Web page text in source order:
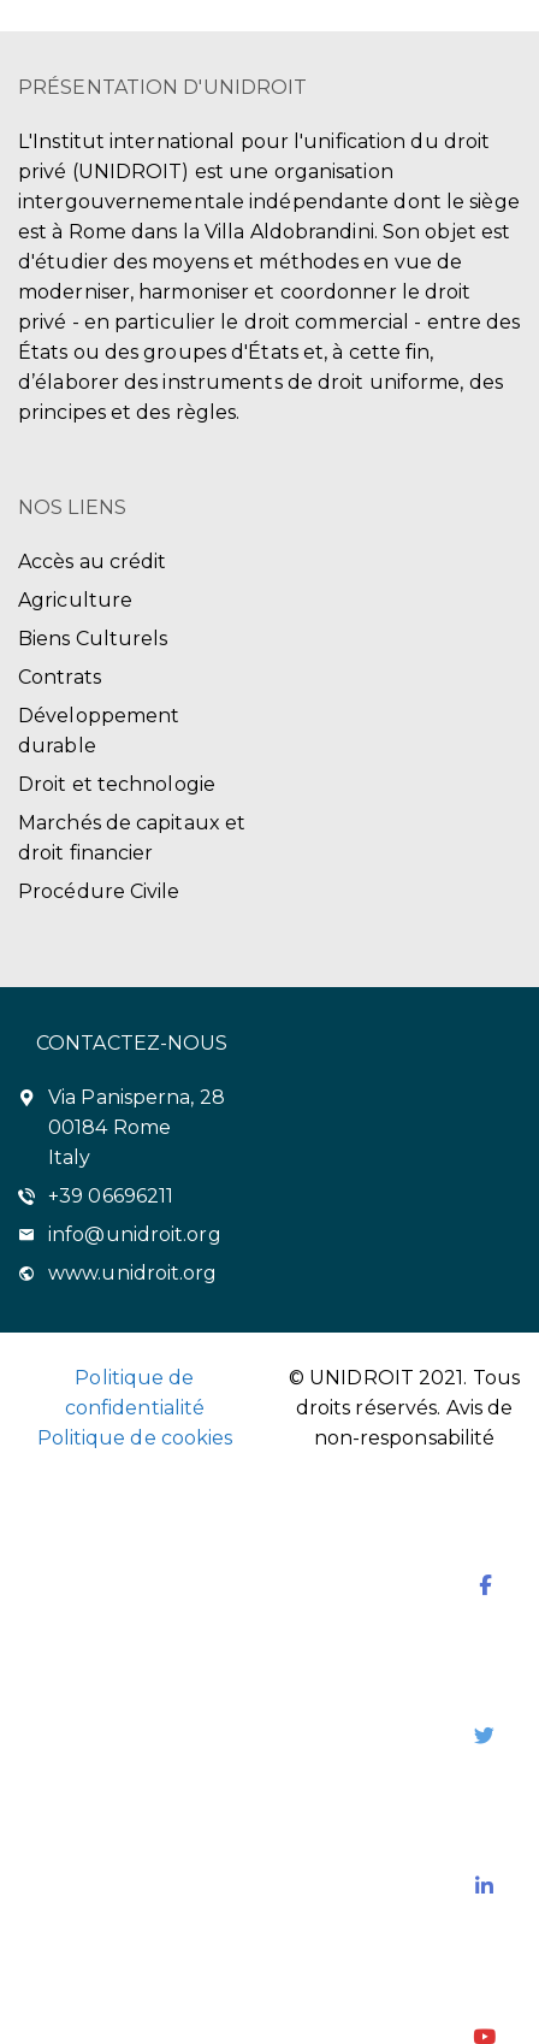
PRÉSENTATION D'UNIDROIT
L'Institut international pour l'unification du droit
privé (UNIDROIT) est une organisation
intergouvernementale indépendante dont le siège
est à Rome dans la Villa Aldobrandini. Son objet est
d'étudier des moyens et méthodes en vue de
moderniser, harmoniser et coordonner le droit
privé - en particulier le droit commercial - entre des
États ou des groupes d'États et, à cette fin,
d’élaborer des instruments de droit uniforme, des
principes et des règles.
NOS LIENS
Accès au crédit
Agriculture
Biens Culturels
Contrats
Développement
durable
Droit et technologie
Marchés de capitaux et
droit financier
Procédure Civile
CONTACTEZ-NOUS
Via Panisperna, 28
00184 Rome
Italy
+39 06696211
info@unidroit.org
www.unidroit.org
Politique de
confidentialité
Politique de cookies
© UNIDROIT 2021. Tous
droits réservés. Avis de
non-responsabilité